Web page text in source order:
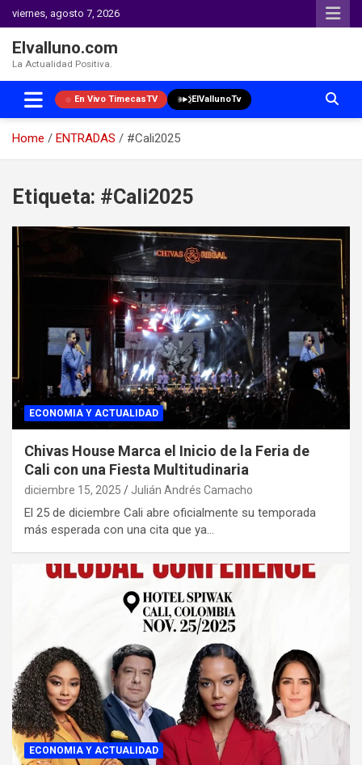
viernes, agosto 7, 2026
Elvalluno.com
La Actualidad Positiva.
En Vivo TimecasTV ElVallunoTv
Home ENTRADAS
#Cali2025
content
Etiqueta: #Cali2025
ECONOMIA Y ACTUALIDAD
Chivas House Marca el Inicio de la Feria de
Cali con una Fiesta Multitudinaria
diciembre 15, 2025 Julián Andrés Camacho
El 25 de diciembre Cali abre oficialmente su temporada
más esperada con una cita que ya…
ECONOMIA Y ACTUALIDAD